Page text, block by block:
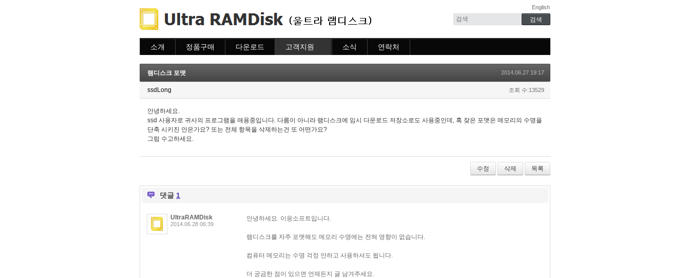
English
소개 정품구매
이용안내
다운로드 고객지원
질문하기
소식 연락처
램디스크 포맷
2014.06.27 19:17
ssdLong 조회 수:13529
안녕하세요.
ssd 사용자로 귀사의 프로그램을 애용중입니다. 다름이 아니라 램디스크에 임시 다운로드 저장소로도 사용중인데, 혹 잦은 포맷은 메모리의 수명을
단축 시키진 안은가요? 또는 전체 항목을 삭제하는건 또 어떤가요?
그럼 수고하세요.
수정 삭제 목록
댓글 1
UltraRAMDisk
2014.06.28 06:39
안녕하세요. 이응소프트입니다.
램디스크를 자주 포맷해도 메모리 수명에는 전혀 영향이 없습니다.
컴퓨터 메모리는 수명 걱정 안하고 사용하셔도 됩니다.
더 궁금한 점이 있으면 언제든지 글 남겨주세요.